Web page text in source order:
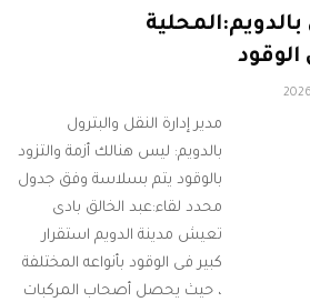
بالدويم:المحلية
مدير إدارة النقل والبترول
بالدويم: ليس هنالك أزمة والتزود
بالوقود يتم بسلاسة وفق جدول
محدد لقاء:عبد الخالق بادى
تعيش مدينة الدويم استقرار
كبير فى الوقود بأنواعه المختلفة
، حيث يحصل أصحاب المركبات